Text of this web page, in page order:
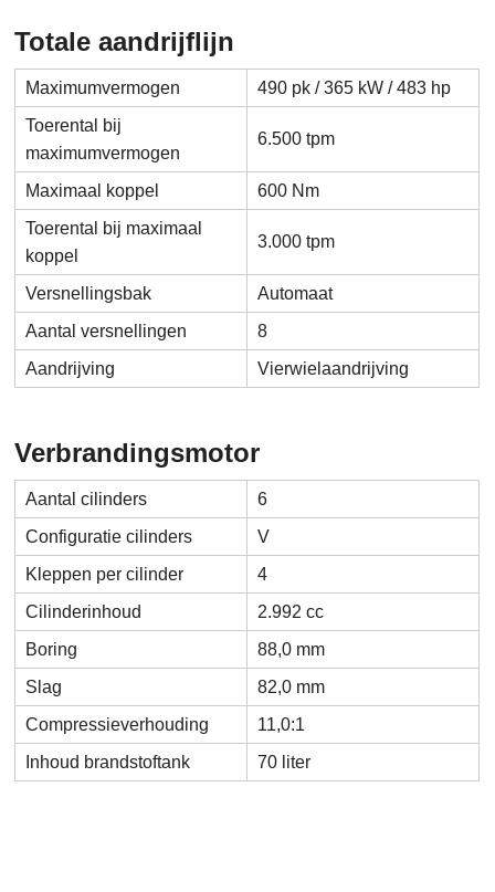
Totale aandrijflijn
Maximumvermogen
490 pk / 365 kW / 483 hp
Toerental bij
maximumvermogen
6.500 tpm
Maximaal koppel
600 Nm
Toerental bij maximaal
koppel
3.000 tpm
Versnellingsbak
Automaat
Aantal versnellingen
8
Aandrijving
Vierwielaandrijving
Verbrandingsmotor
Aantal cilinders
6
Configuratie cilinders
V
Kleppen per cilinder
4
Cilinderinhoud
2.992 cc
Boring
88,0 mm
Slag
82,0 mm
Compressieverhouding
11,0:1
Inhoud brandstoftank
70 liter